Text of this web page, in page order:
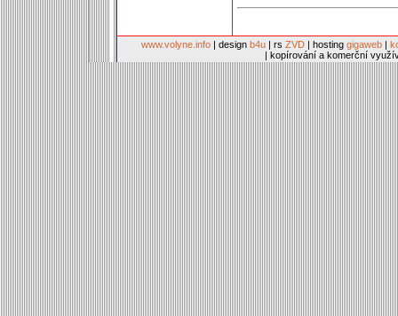
www.volyne.info | design b4u | rs ZVD | hosting gigaweb |
| kopírování a komerční